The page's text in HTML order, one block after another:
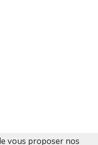
vous proposer nos